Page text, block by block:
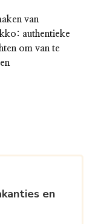
van
authentieke
om van te
en